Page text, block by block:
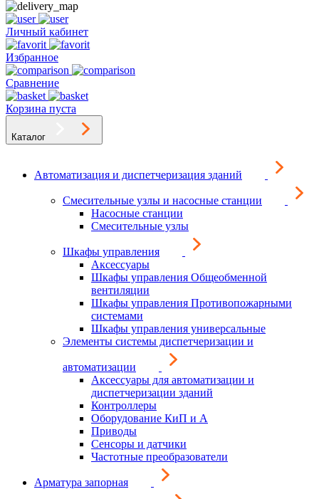
Личный кабинет
Избранное
Сравнение
Корзина пуста
Каталог
Автоматизация и диспетчеризация зданий
Смесительные узлы и насосные станции
Насосные станции
Смесительные узлы
Шкафы управления
Аксессуары
Шкафы управления Общеобменной
вентиляции
Шкафы управления Противопожарными
системами
Шкафы управления универсальные
Элементы системы диспетчеризации и
автоматизации
Аксессуары для автоматизации и
диспетчеризации зданий
Контроллеры
Оборудование КиП и А
Приводы
Сенсоры и датчики
Частотные преобразователи
Арматура запорная